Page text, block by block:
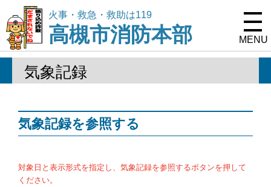
火事・救急・救助は119
高槻市消防本部 MENU
気象記録
気象記録を参照する
対象日と表示形式を指定し、気象記録を参照するボタンを押して
ください。